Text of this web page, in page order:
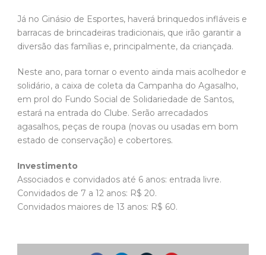
Já no Ginásio de Esportes, haverá brinquedos infláveis e
barracas de brincadeiras tradicionais, que irão garantir a
diversão das famílias e, principalmente, da criançada.
Neste ano, para tornar o evento ainda mais acolhedor e
solidário, a caixa de coleta da Campanha do Agasalho,
em prol do Fundo Social de Solidariedade de Santos,
estará na entrada do Clube. Serão arrecadados
agasalhos, peças de roupa (novas ou usadas em bom
estado de conservação) e cobertores.
Investimento
Associados e convidados até 6 anos: entrada livre.
Convidados de 7 a 12 anos: R$ 20.
Convidados maiores de 13 anos: R$ 60.